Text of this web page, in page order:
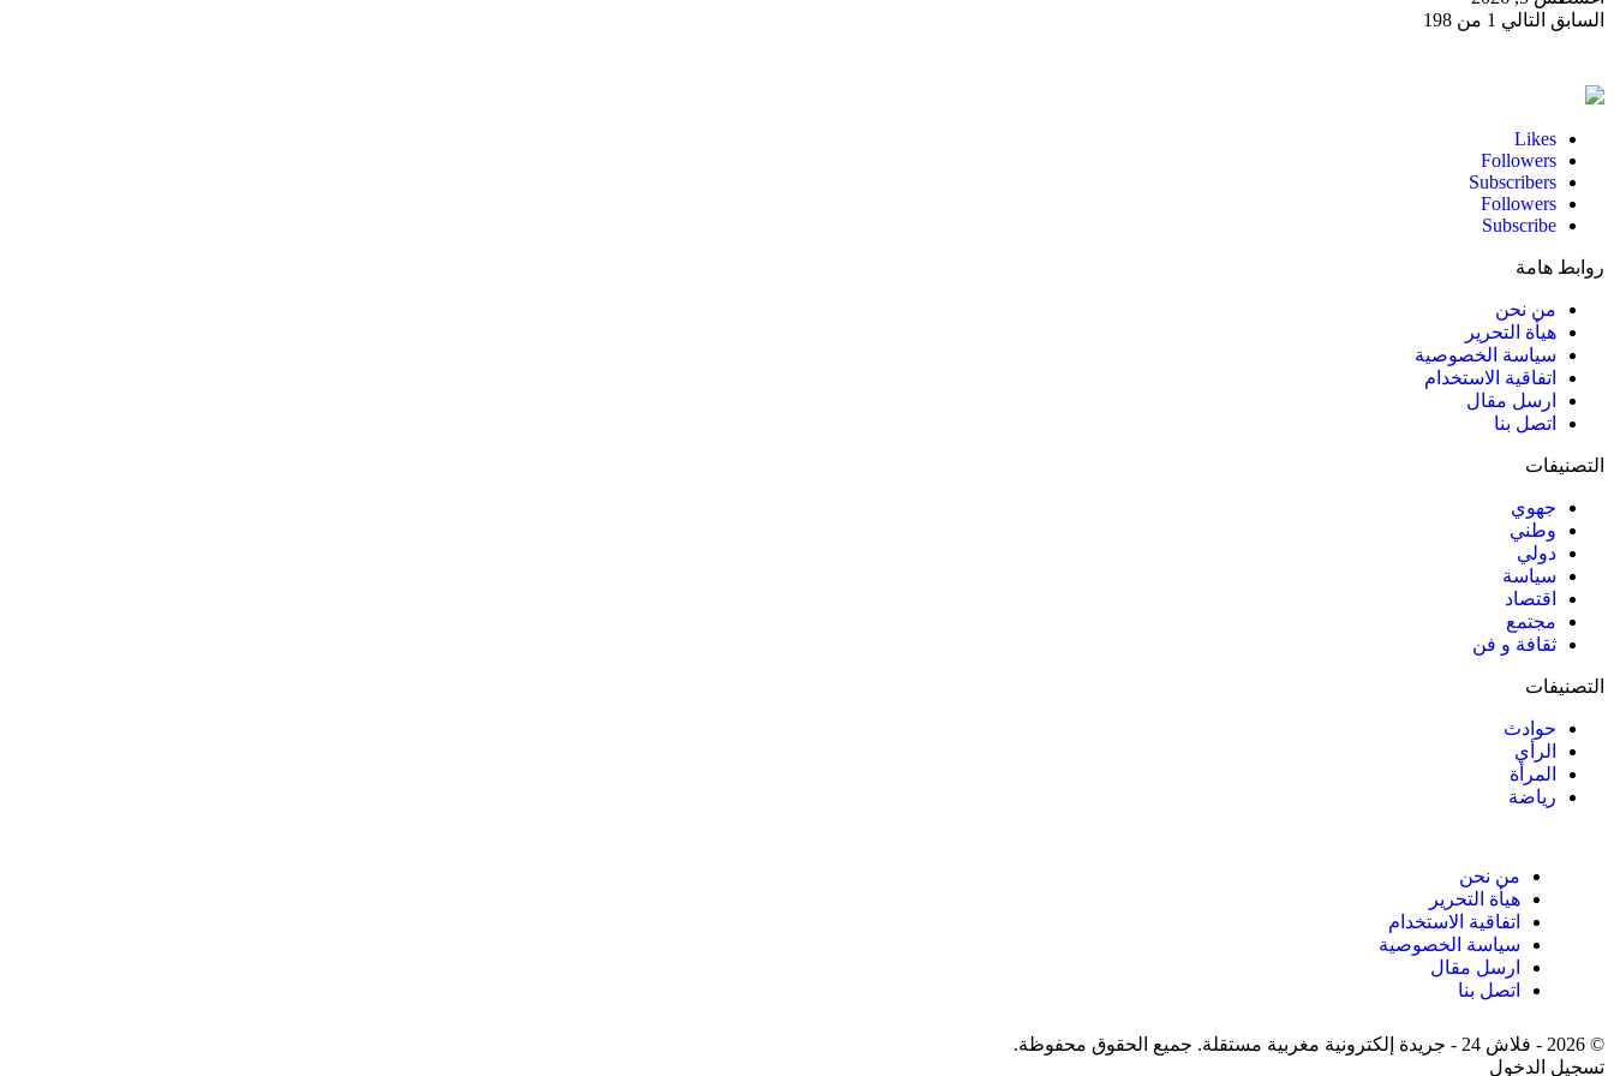
السابق التالي 1 من 198
Likes
Followers
Subscribers
Followers
Subscribe
روابط هامة
من نحن
هيأة التحرير
سياسة الخصوصية
اتفاقية الاستخدام
ارسل مقال
اتصل بنا
التصنيفات
جهوي
وطني
دولي
سياسة
اقتصاد
مجتمع
ثقافة و فن
التصنيفات
حوادث
الرأي
المرأة
رياضة
من نحن
هيأة التحرير
اتفاقية الاستخدام
سياسة الخصوصية
ارسل مقال
اتصل بنا
© 2026 - فلاش 24 - جريدة إلكترونية مغربية مستقلة. جميع الحقوق محفوظة.
تسجيل الدخول